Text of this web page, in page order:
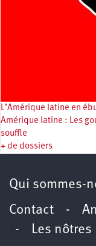
L’Amérique latine en
Amérique latine : Les
souffle
+ de dossiers
Qui sommes-
Contact -
- Les nôtres